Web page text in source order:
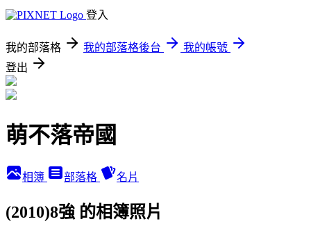
登入
我的部落格 我的部落格後台
我的帳號
登出
萌不落帝國
相簿 部落格 名片
(2010)8強 的相簿照片